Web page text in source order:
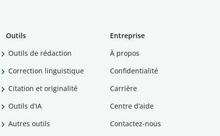
Outils
Outils de rédaction
Correction linguistique
Citation et originalité
Outils d’IA
Autres outils
Entreprise
À propos
Confidentialité
Carrière
Centre d’aide
Contactez-nous